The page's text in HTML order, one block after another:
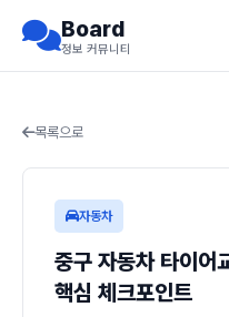
Board
정보 커뮤니티
목록으로
자동차
중구 자동차 타이어
핵심 체크포인트